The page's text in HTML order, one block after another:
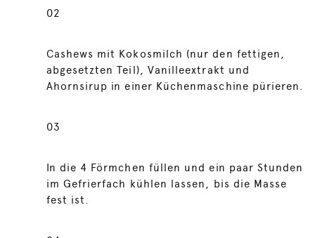
02
Cashews mit Kokosmilch (nur den fettigen,
abgesetzten Teil), Vanilleextrakt und
Ahornsirup in einer Küchenmaschine pürieren.
03
In die 4 Förmchen füllen und ein paar Stunden
im Gefrierfach kühlen lassen, bis die Masse
fest ist.